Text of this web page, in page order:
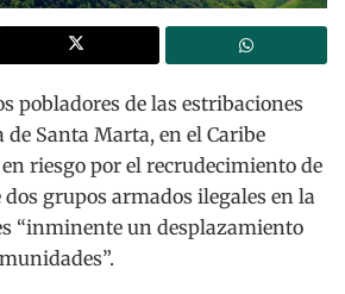
pobladores de las estribaciones
de Santa Marta, en el Caribe
riesgo por el recrudecimiento de
grupos armados ilegales en la
“inminente un desplazamiento